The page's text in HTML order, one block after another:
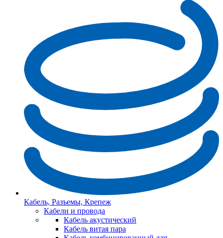
Кабель, Разъемы, Крепеж
Кабели и провода
Кабель акустический
Кабель витая пара